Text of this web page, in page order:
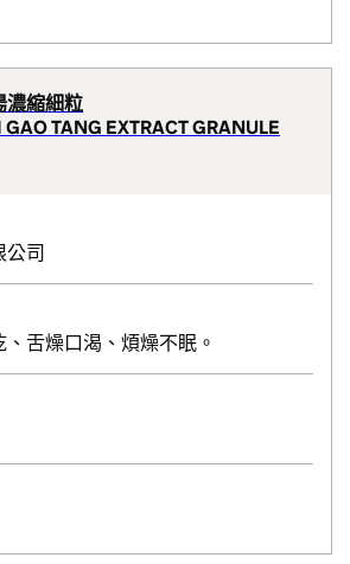
濃縮細粒
TANG EXTRACT GRANULE
公司
舌燥口渴、煩燥不眠。